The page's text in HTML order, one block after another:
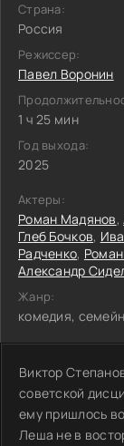
Страна:
Россия
Режиссер:
Павел Воронин
1 ч 25 мин
Год выхода:
2025
Актеры:
Роман Мадянов,
Глеб Бочков,
Радченко,
Александр
Жанр:
комедия,
Виктор
советской
ему пришлось
Леша не в